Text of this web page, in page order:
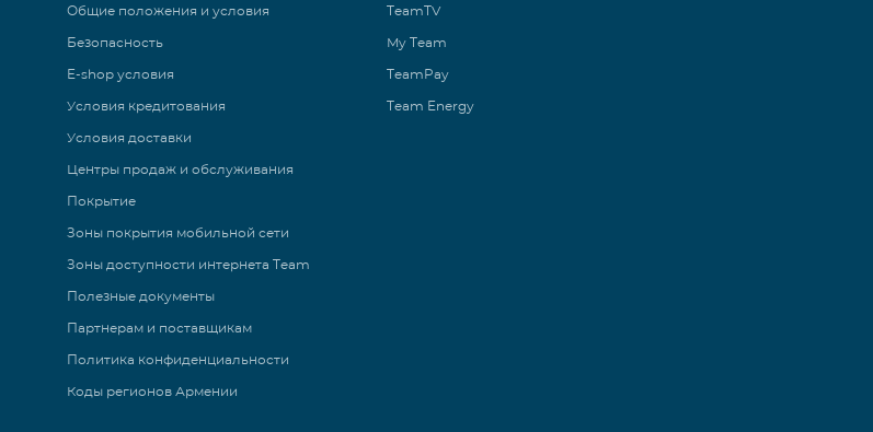
Общие положения и условия
Безопасность
E-shop условия
Условия кредитования
Условия доставки
Центры продаж и обслуживания
Покрытие
Зоны покрытия мобильной сети
Зоны доступности интернета Team
Полезные документы
Партнерам и поставщикам
Политика конфиденциальности
Коды регионов Армении
TeamTV
My Team
TeamPay
Team Energy